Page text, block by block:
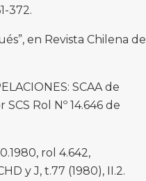
372.
en Revista Chilena de
SCAA de
Rol Nº 14.646 de
rol 4.642,
y J, t.77 (1980), II.2.